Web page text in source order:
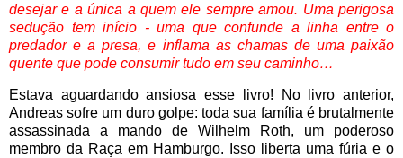
desejar e a única a quem ele sempre amou. Uma perigosa
sedução tem início - uma que confunde a linha entre o
predador e a presa, e inflama as chamas de uma paixão
quente que pode consumir tudo em seu caminho…
Estava aguardando ansiosa esse livro! No livro anterior,
Andreas sofre um duro golpe: toda sua família é brutalmente
assassinada a mando de Wilhelm Roth, um poderoso
membro da Raça em Hamburgo. Isso liberta uma fúria e o